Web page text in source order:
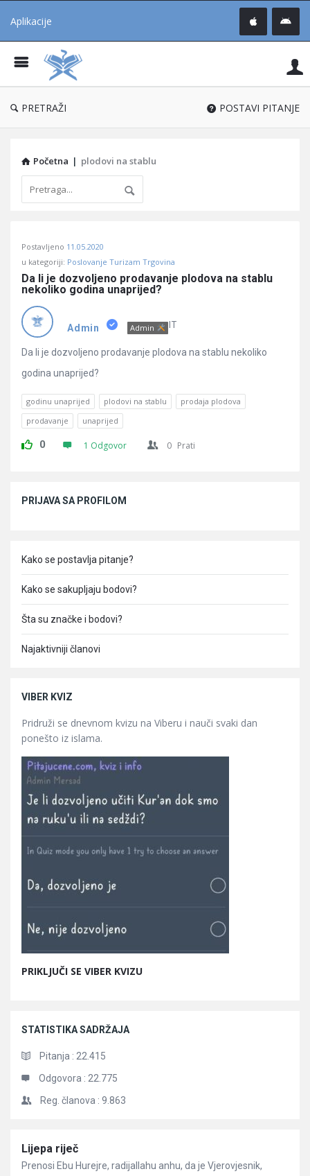
Aplikacije
®
PRETRAŽI POSTAVI PITANJE
Početna | plodovi na stablu
Učene
Latest
Pitanja
Postavljeno 11.05.2020
u kategoriji: Poslovanje Turizam Trgovina
Da li je dozvoljeno prodavanje plodova na stablu
nekoliko godina unaprijed?
Admin Admin IT
Da li je dozvoljeno prodavanje plodova na stablu nekoliko
godina unaprijed?
godinu unaprijed plodovi na stablu
prodaja plodova
prodavanje
unaprijed
0 1 Odgovor 0 Prati
PRIJAVA SA PROFILOM
Kako se postavlja pitanje?
Kako se sakupljaju bodovi?
Šta su značke i bodovi?
Najaktivniji članovi
VIBER KVIZ
Pridruži se dnevnom kvizu na Viberu i nauči svaki dan
ponešto iz islama.
PRIKLJUČI SE VIBER KVIZU
STATISTIKA SADRŽAJA
Pitanja : 22.415
Odgovora : 22.775
Reg. članova : 9.863
Članci
Lijepa riječ
Prenosi Ebu Hurejre, radijallahu anhu, da je Vjerovjesnik,